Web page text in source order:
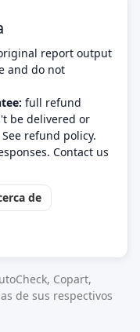
report output
and do not
full refund
be delivered or
refund policy.
Contact us
de
Copart,
de sus respectivos